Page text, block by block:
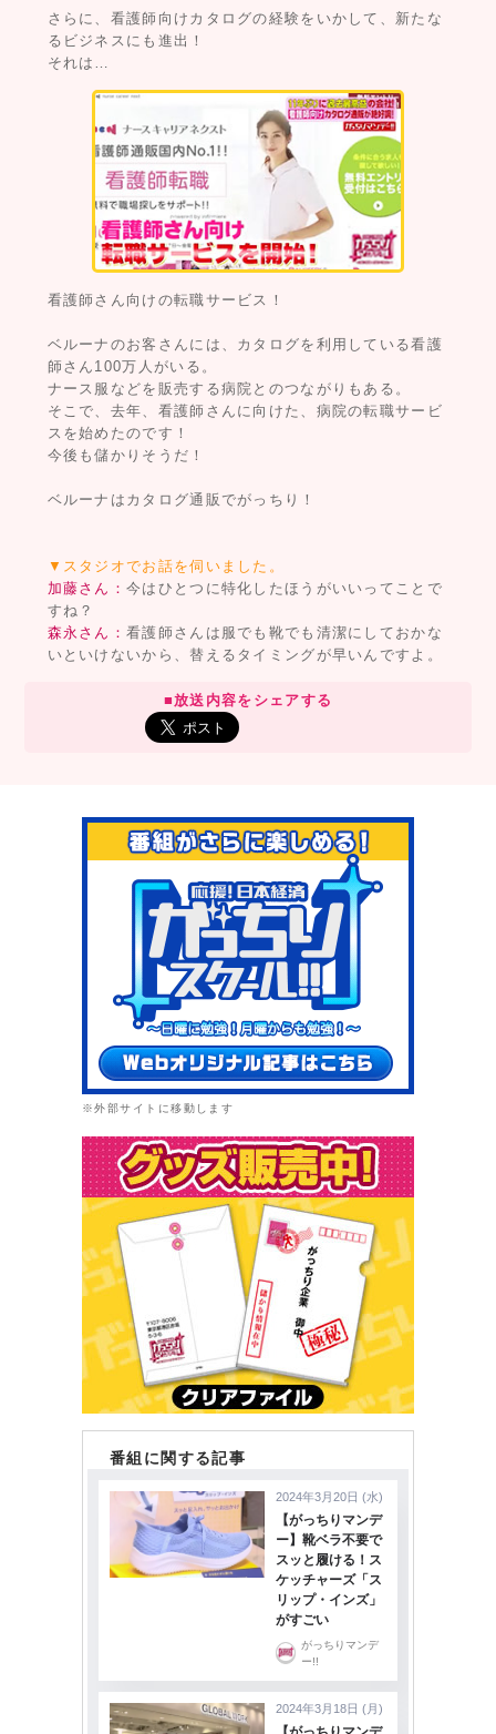
さらに、看護師向けカタログの経験をいかして、新たな
るビジネスにも進出！
それは…
看護師さん向けの転職サービス！
ベルーナのお客さんには、カタログを利用している看護
師さん100万人がいる。
ナース服などを販売する病院とのつながりもある。
そこで、去年、看護師さんに向けた、病院の転職サービ
スを始めたのです！
今後も儲かりそうだ！
ベルーナはカタログ通販でがっちり！
▼スタジオでお話を伺いました。
加藤さん：今はひとつに特化したほうがいいってことで
すね？
森永さん：看護師さんは服でも靴でも清潔にしておかな
いといけないから、替えるタイミングが早いんですよ。
■放送内容をシェアする
※外部サイトに移動します
番組に関する記事